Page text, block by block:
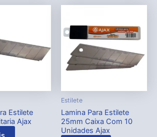
Estilete
Ajax
Estilete
Lamina Para Estilete
25mm Caixa Com 10
Unidades Ajax